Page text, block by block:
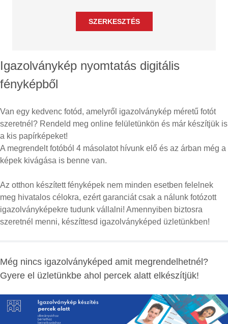
Igazolványkép nyomtatás digitális
fényképből
Van egy kedvenc fotód, amelyről igazolványkép méretű fotót
szeretnél? Rendeld meg online felületünkön és már készítjük is
a kis papírképeket!
A megrendelt fotóból 4 másolatot hívunk elő és az árban még a
képek kivágása is benne van.
Az otthon készített fényképek nem minden esetben felelnek
meg hivatalos célokra, ezért garanciát csak a nálunk fotózott
igazolványképekre tudunk vállalni! Amennyiben biztosra
szeretnél menni, készíttesd igazolványképed üzletünkben!
Még nincs igazolványképed amit megrendelhetnél?
Gyere el üzletünkbe ahol percek alatt elkészítjük!